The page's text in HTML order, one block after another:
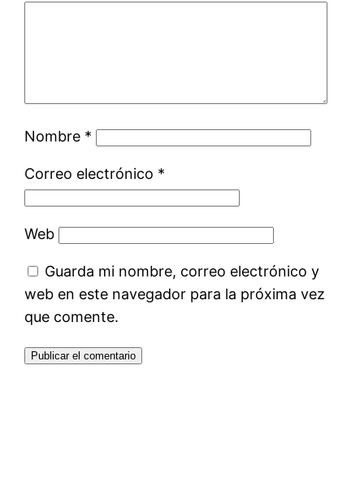
Nombre *
Correo electrónico *
Web
Guarda mi nombre, correo electrónico y
web en este navegador para la próxima vez
que comente.